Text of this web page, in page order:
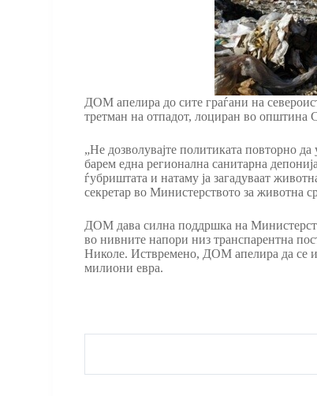
ДОМ апелира до сите граѓани на
третман на отпадот, лоциран во општина
„Не дозволувајте политиката повторно
барем една регионална санитарна
ѓубриштата и натаму ја загадуваат
секретар во Министерството за животна
ДОМ дава силна поддршка на
во нивните напори низ транспарентна
Николе. Иствремено, ДОМ апелира да се
милиони евра.